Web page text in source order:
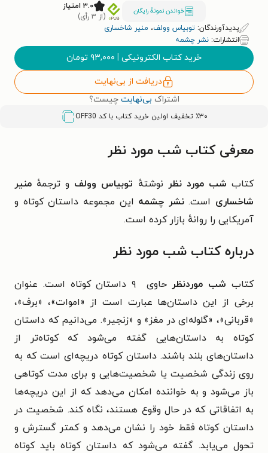
خواندن نمونۀ رایگان
۳.۰ امتیاز
(از ۳ رأی)
پدیدآورندگان: توبیاس وولف، منیر شاخساری
انتشارات: نشر چشمه
خرید کتاب الکترونیکی | ۹۳,۰۰۰ تومان
دریافت از بی‌نهایت
اشتراک بی‌نهایت چیست؟
٪۳۰ تخفیف اولین خرید کتاب با کد OFF30
معرفی کتاب شب مورد نظر
کتاب شب مورد نظر نوشتهٔ توبیاس وولف و ترجمهٔ منیر
شاخساری است. نشر چشمه این مجموعه داستان کوتاه و
آمریکایی را روانهٔ بازار کرده است.
درباره کتاب شب مورد نظر
کتاب شب موردنظر
حاوی ۹ داستان کوتاه است. عنوان
برخی از این داستان‌ها عبارت است از «اموات»، «برف»،
«قربانی»، «گلوله‌ای در مغز» و «زنجیر». می‌دانیم که داستان
کوتاه به داستان‌هایی گفته می‌شود که کوتاه‌تر از
داستان‌های بلند باشند. داستان کوتاه دریچه‌ای است که به
روی زندگی شخصیت یا شخصیت‌هایی و برای مدت کوتاهی
باز می‌شود و به خواننده امکان می‌دهد که از این دریچه‌ها
به اتفاقاتی که در حال وقوع هستند، نگاه کند. شخصیت در
داستان کوتاه فقط خود را نشان می‌دهد و کمتر گسترش و
تحول می‌یابد. گفته می‌شود که داستان کوتاه باید کوتاه